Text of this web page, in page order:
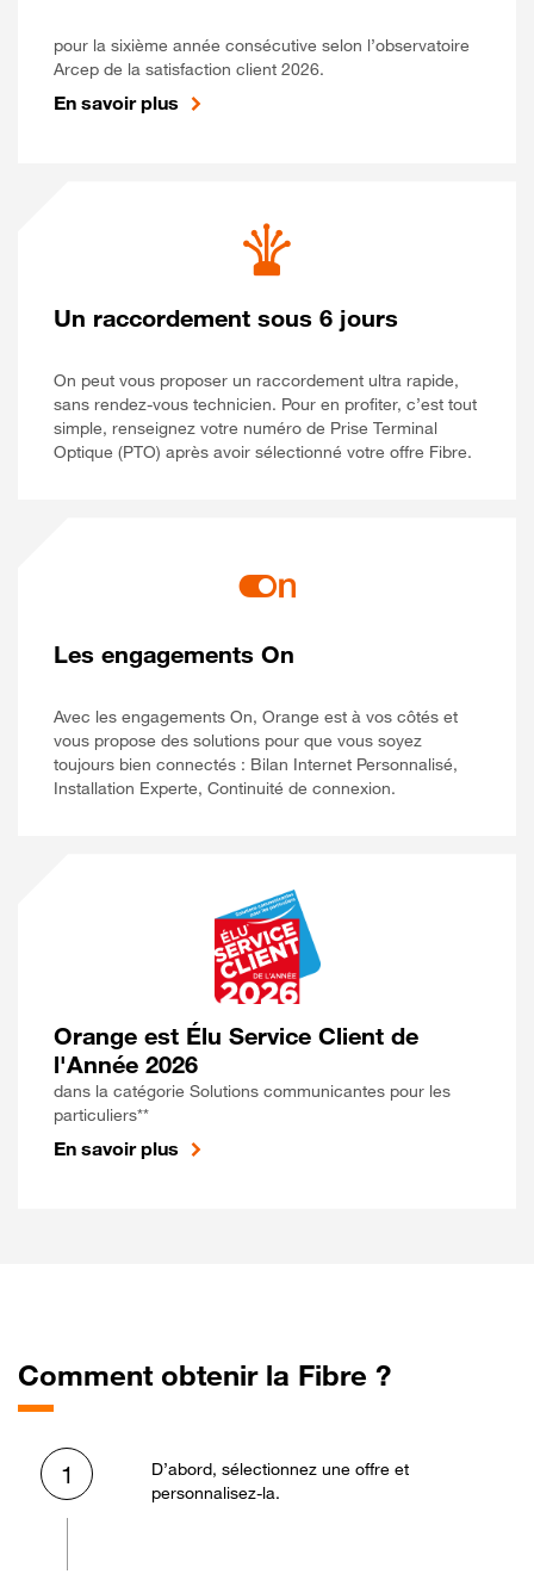
pour la sixième année consécutive selon l’observatoire
Arcep de la satisfaction client 2026.
En savoir plus
Un raccordement sous 6 jours
On peut vous proposer un raccordement ultra rapide,
sans rendez-vous technicien. Pour en profiter, c’est tout
simple, renseignez votre numéro de Prise Terminal
Optique (PTO) après avoir sélectionné votre offre Fibre.
Les engagements On
Avec les engagements On, Orange est à vos côtés et
vous propose des solutions pour que vous soyez
toujours bien connectés : Bilan Internet Personnalisé,
Installation Experte, Continuité de connexion.
Orange est Élu Service Client de
l'Année 2026
dans la catégorie Solutions communicantes pour les
particuliers**
En savoir plus
Comment obtenir la Fibre ?
1
D’abord, sélectionnez une offre et
personnalisez-la.